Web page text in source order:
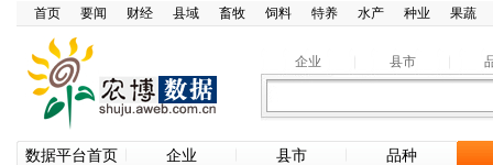
首页 要闻 财经 县域 畜牧 饲料 特养 水产 种业 果蔬
企业 县市
数据平台首页 企业 县市 品种